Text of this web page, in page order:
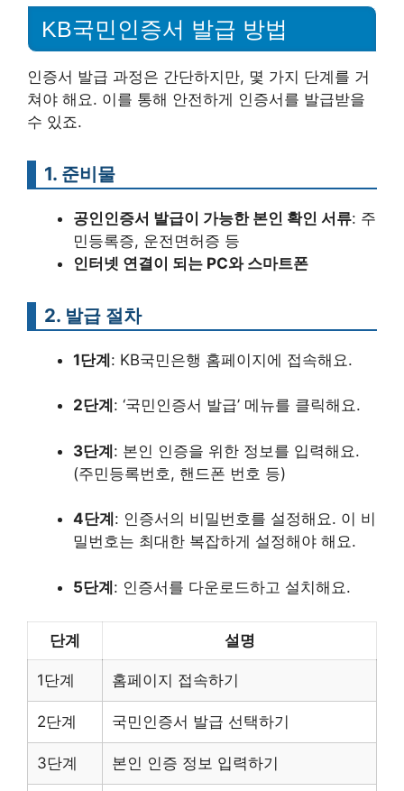
KB국민인증서 발급 방법
인증서 발급 과정은 간단하지만, 몇 가지 단계를 거
쳐야 해요. 이를 통해 안전하게 인증서를 발급받을
수 있죠.
1. 준비물
공인인증서 발급이 가능한 본인 확인 서류: 주
민등록증, 운전면허증 등
인터넷 연결이 되는 PC와 스마트폰
2. 발급 절차
1단계: KB국민은행 홈페이지에 접속해요.
2단계 : ‘국민인증서 발급’ 메뉴를 클릭해요.
3단계: 본인 인증을 위한 정보를 입력해요.
(주민등록번호, 핸드폰 번호 등)
4단계 : 인증서의 비밀번호를 설정해요. 이 비
밀번호는 최대한 복잡하게 설정해야 해요.
5단계: 인증서를 다운로드하고 설치해요.
단계 설명
1단계 홈페이지 접속하기
2단계 국민인증서 발급 선택하기
3단계 본인 인증 정보 입력하기